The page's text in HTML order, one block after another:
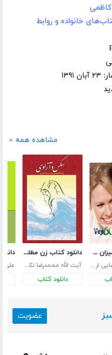
خانواده و روابط
مشاهده همه »
دانلود کتاب میزان طبیعی رابطه جنسی در زندگی زناشویی
سید جوادمرتضایی ارزیل
دانلود کتاب زن مظلوم همیشه تاریخ
آیت الله محمدرضا نکونام
دانلود کتاب
علی
عضویت